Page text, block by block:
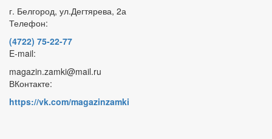
г. Белгород, ул.Дегтярева, 2а
Телефон:
(4722) 75-22-77
E-mail:
magazin.zamki@mail.ru
ВКонтакте:
https://vk.com/magazinzamki